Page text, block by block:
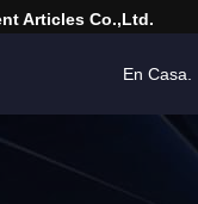
Articles Co.,Ltd.
En Casa.